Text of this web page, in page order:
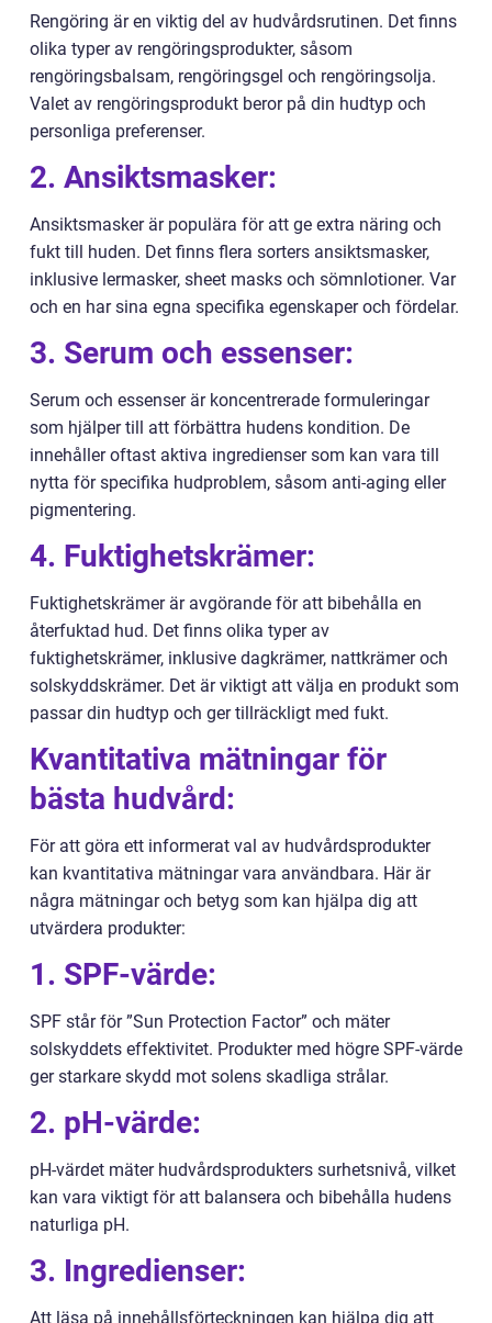
Rengöring är en viktig del av hudvårdsrutinen. Det finns
olika typer av rengöringsprodukter, såsom
rengöringsbalsam, rengöringsgel och rengöringsolja.
Valet av rengöringsprodukt beror på din hudtyp och
personliga preferenser.
2. Ansiktsmasker:
Ansiktsmasker är populära för att ge extra näring och
fukt till huden. Det finns flera sorters ansiktsmasker,
inklusive lermasker, sheet masks och sömnlotioner. Var
och en har sina egna specifika egenskaper och fördelar.
3. Serum och essenser:
Serum och essenser är koncentrerade formuleringar
som hjälper till att förbättra hudens kondition. De
innehåller oftast aktiva ingredienser som kan vara till
nytta för specifika hudproblem, såsom anti-aging eller
pigmentering.
4. Fuktighetskrämer:
Fuktighetskrämer är avgörande för att bibehålla en
återfuktad hud. Det finns olika typer av
fuktighetskrämer, inklusive dagkrämer, nattkrämer och
solskyddskrämer. Det är viktigt att välja en produkt som
passar din hudtyp och ger tillräckligt med fukt.
Kvantitativa mätningar för
bästa hudvård:
För att göra ett informerat val av hudvårdsprodukter
kan kvantitativa mätningar vara användbara. Här är
några mätningar och betyg som kan hjälpa dig att
utvärdera produkter:
1. SPF-värde:
SPF står för ”Sun Protection Factor” och mäter
solskyddets effektivitet. Produkter med högre SPF-värde
ger starkare skydd mot solens skadliga strålar.
2. pH-värde:
pH-värdet mäter hudvårdsprodukters surhetsnivå, vilket
kan vara viktigt för att balansera och bibehålla hudens
naturliga pH.
3. Ingredienser:
Att läsa på innehållsförteckningen kan hjälpa dig att